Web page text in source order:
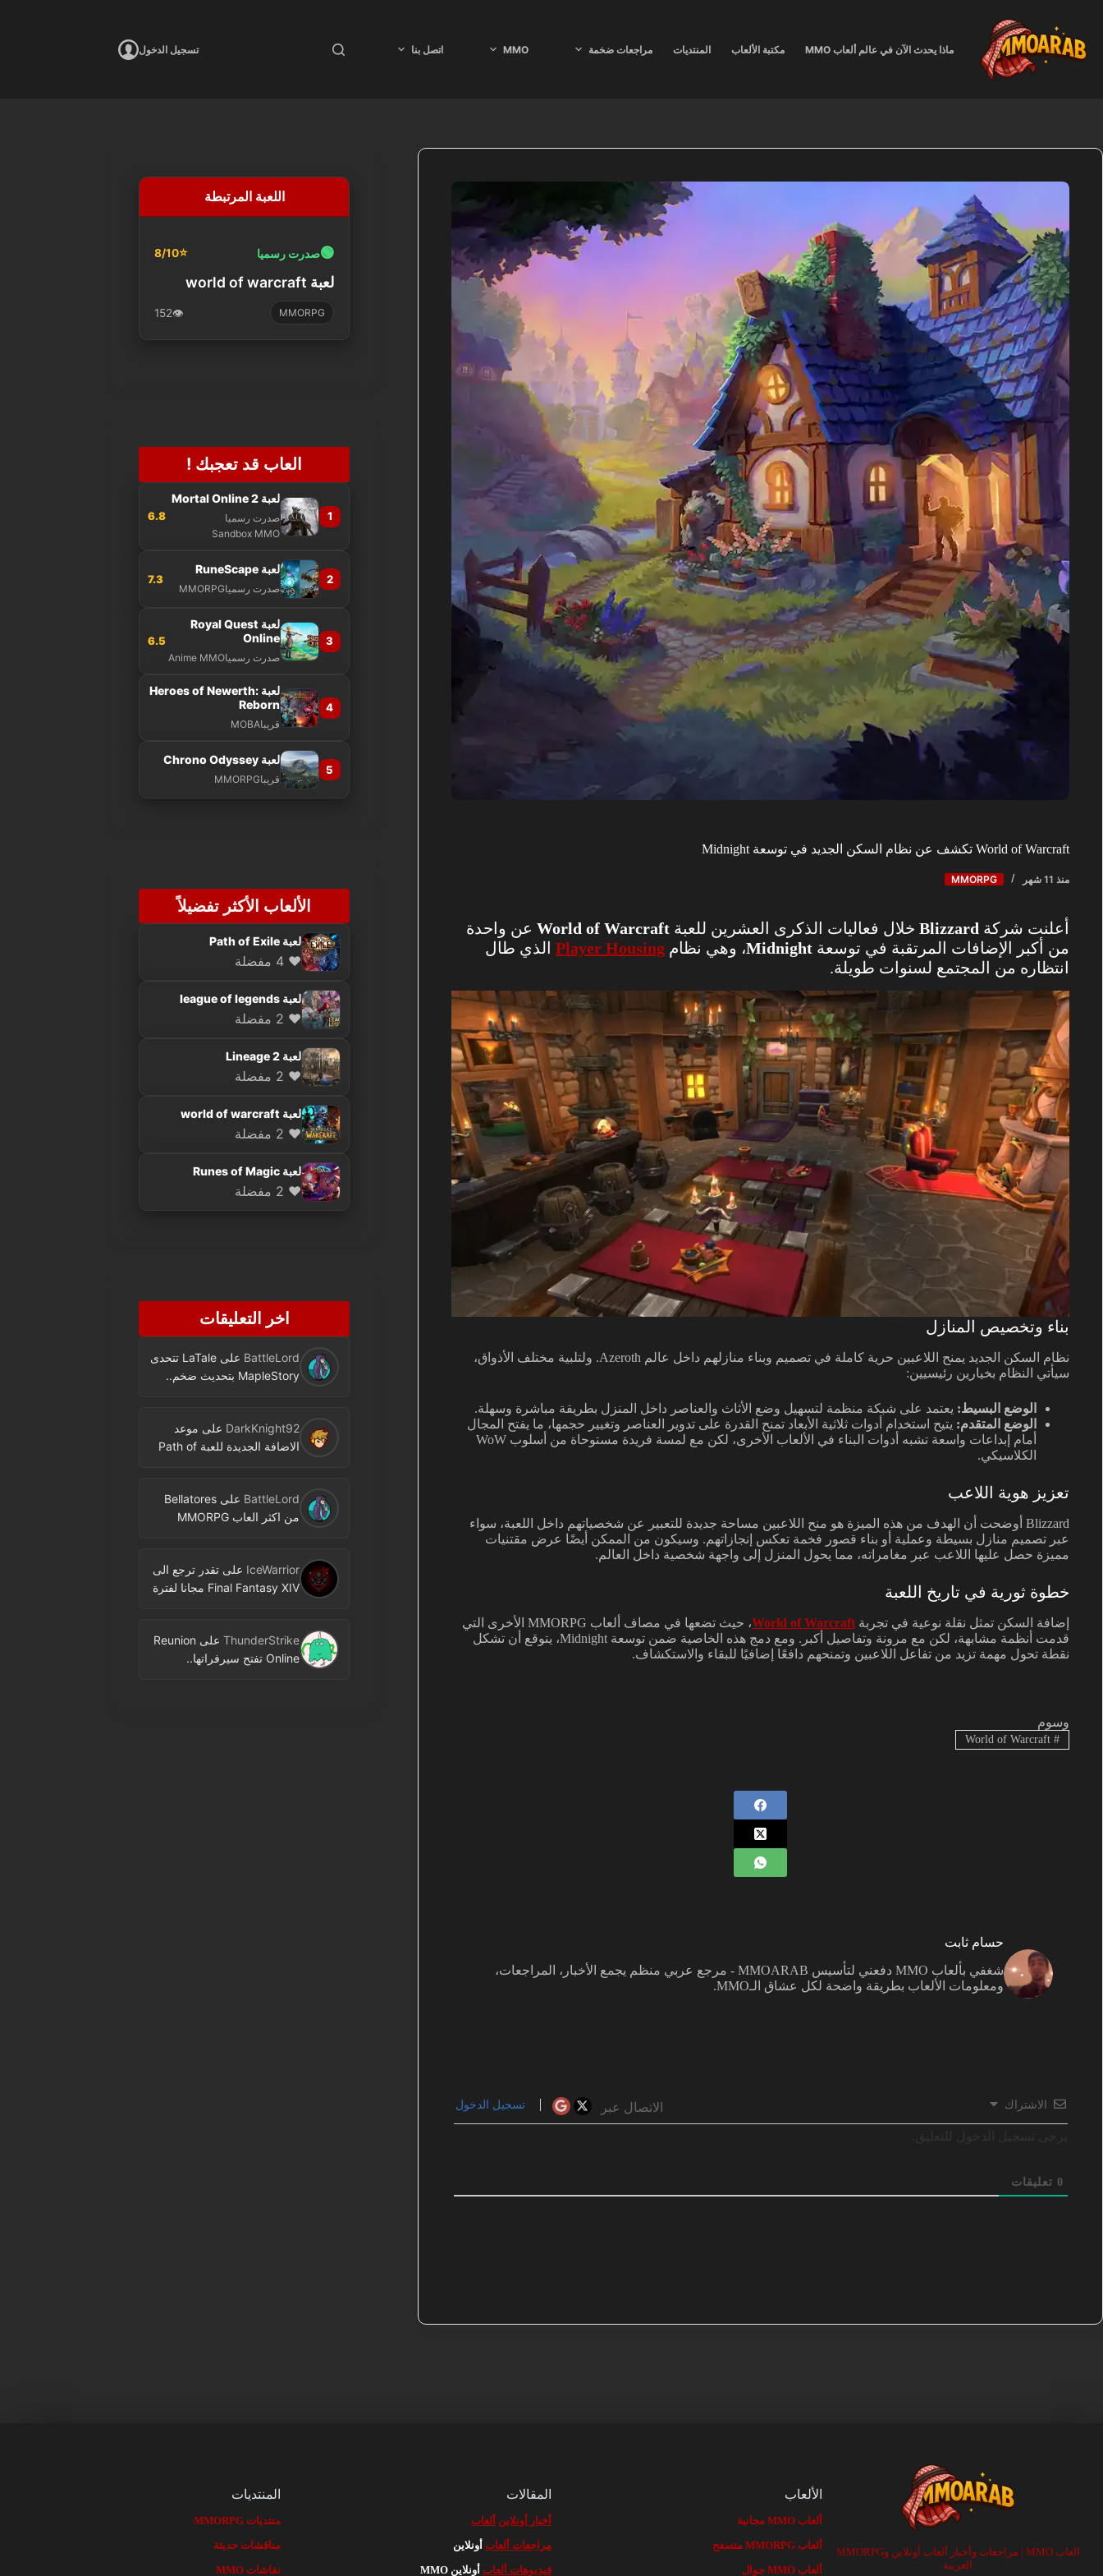
المحتوى
ماذا يحدث الآن في عالم ألعاب MMO مكتبة الألعاب المنتديات مراجعات ضخمة MMO اتصل بنا تسجيل الدخول
World of Warcraft تكشف عن نظام السكن الجديد في توسعة Midnight
منذ 11 شهر MMORPG
أعلنت شركة Blizzard خلال فعاليات الذكرى العشرين للعبة World of Warcraft عن واحدة
من أكبر الإضافات المرتقبة في توسعة Midnight، وهي نظام Player Housing الذي طال
انتظاره من المجتمع لسنوات طويلة.
بناء وتخصيص المنازل
نظام السكن الجديد يمنح اللاعبين حرية كاملة في تصميم وبناء منازلهم داخل عالم Azeroth. ولتلبية مختلف الأذواق،
سيأتي النظام بخيارين رئيسيين:
الوضع البسيط: يعتمد على شبكة منظمة لتسهيل وضع الأثاث والعناصر داخل المنزل بطريقة مباشرة وسهلة.
الوضع المتقدم: يتيح استخدام أدوات ثلاثية الأبعاد تمنح القدرة على تدوير العناصر وتغيير حجمها، ما يفتح المجال
أمام إبداعات واسعة تشبه أدوات البناء في الألعاب الأخرى، لكن مع لمسة فريدة مستوحاة من أسلوب WoW
الكلاسيكي.
تعزيز هوية اللاعب
Blizzard أوضحت أن الهدف من هذه الميزة هو منح اللاعبين مساحة جديدة للتعبير عن شخصياتهم داخل اللعبة، سواء
عبر تصميم منازل بسيطة وعملية أو بناء قصور فخمة تعكس إنجازاتهم. وسيكون من الممكن أيضًا عرض مقتنيات
مميزة حصل عليها اللاعب عبر مغامراته، مما يحول المنزل إلى واجهة شخصية داخل العالم.
خطوة ثورية في تاريخ اللعبة
إضافة السكن تمثل نقلة نوعية في تجربة World of Warcraft
، حيث تضعها في مصاف ألعاب MMORPG الأخرى التي
قدمت أنظمة مشابهة، لكن مع مرونة وتفاصيل أكبر. ومع دمج هذه الخاصية ضمن توسعة Midnight، يتوقع أن تشكل
نقطة تحول مهمة تزيد من تفاعل اللاعبين وتمنحهم دافعًا إضافيًا للبقاء والاستكشاف.
وسوم
#
World of Warcraft
حسام ثابت
شغفي بألعاب MMO دفعني لتأسيس MMOARAB - مرجع عربي منظم يجمع الأخبار، المراجعات،
ومعلومات الألعاب بطريقة واضحة لكل عشاق الـMMO.
الاشتراك الاتصال عبر تسجيل الدخول
0 تعليقات
اللعبة المرتبطة
🟢صدرت رسميا ⭐
8/10
لعبة world of warcraft
MMORPG
👁️
152
العاب قد تعجبك !
1
لعبة Mortal Online 2
صدرت رسميا
Sandbox MMO
6.8
2
لعبة RuneScape
صدرت رسمياMMORPG
7.3
3
لعبة Royal Quest
Online
صدرت رسمياAnime MMO
6.5
4
لعبة Heroes of Newerth:
Reborn
قريباMOBA
5
لعبة Chrono Odyssey
قريباMMORPG
الألعاب الأكثر تفضيلاً
لعبة Path of Exile
❤️ 4 مفضلة
لعبة league of legends
❤️ 2 مفضلة
لعبة Lineage 2
❤️ 2 مفضلة
لعبة world of warcraft
❤️ 2 مفضلة
لعبة Runes of Magic
❤️ 2 مفضلة
اخر التعليقات
BattleLord على
LaTale تتحدى
MapleStory بتحديث ضخم..
DarkKnight92 على موعد
الاضافة الجديدة للعبة Path of
BattleLord علىBellatores
من اكثر العاب MMORPG
النشر
IceWarrior علىتقدر ترجع الى
Final Fantasy XIV مجانا لفترة
ThunderStrike على Reunion
Online تفتح سيرفراتها..
العاب MMO | مراجعات وأخبار ألعاب أونلاين وMMORPG
العربية
الألعاب
ألعاب MMO مجانية
ألعاب MMORPG متصفح
ألعاب MMO جوال
المقالات
أخبار أونلاين ألعاب
مراجعات ألعاب أونلاين
فيديوهات ألعاب أونلاين MMO
المنتديات
منتديات MMORPG
مناقشات حديثة
نقاشات MMO